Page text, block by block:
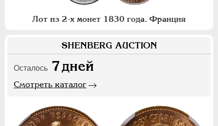
Лот из 2-х монет 1830 года. Франция
SHENBERG AUCTION
Осталось 7дней
Смотреть каталог